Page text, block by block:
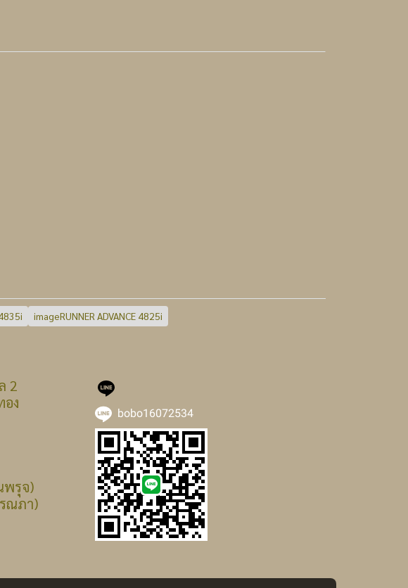
imageRUNNER ADVANCE 4825i
2
ง
พรุจ)
ณภา)
bobo16072534